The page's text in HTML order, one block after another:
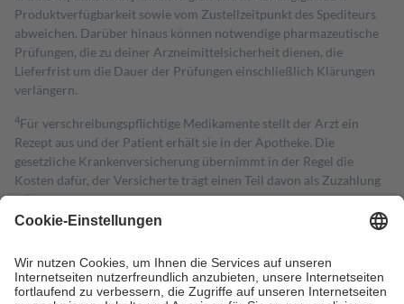
Produktverfügbarkeit sowie vom Zustellzeitpunkt des Spediteurs
abweichen. Darüber hinaus können notwendige pharmazeutische
Prüfungen, die zu deiner Arzneimittelsicherheit dienen, die
Lieferfrist um die Dauer der Prüfungen einschließlich Klärungen
verlängern.
4Für verschreibungspflichtige Medikamente stellt der Arzt ein
Rezept aus und der Patient erhält sie in der Apotheke. Die
gesetzliche Krankenversicherung übernimmt in der Regel die
Kosten dafür, der Versicherte trägt einen Teil davon als Zuzahlung
mit.
Grundsätzlich leisten Mitglieder Zuzahlungen in Höhe von zehn
höchstens zehn Euro.
Es sind jedoch nie mehr als die tatsächlichen
Kosten der Leistung zu entrichten.
Diese Regeln gelten grundsätzlich auch für Online-Apotheken.